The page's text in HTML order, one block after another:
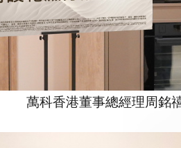
萬科香港董事總經理周銘